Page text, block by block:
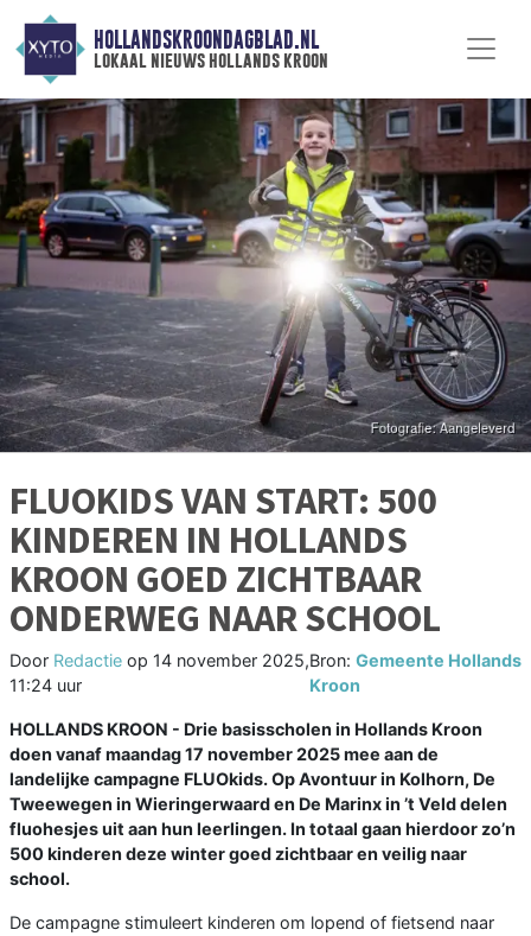
HOLLANDSKROONDAGBLAD.NL
lokaal nieuws hollands kroon
FLUOKIDS VAN START: 500
KINDEREN IN HOLLANDS
KROON GOED ZICHTBAAR
ONDERWEG NAAR SCHOOL
Door Redactie op 14 november 2025,
11:24 uur
Bron: Gemeente Hollands
Kroon
HOLLANDS KROON - Drie basisscholen in Hollands Kroon
doen vanaf maandag 17 november 2025 mee aan de
landelijke campagne FLUOkids. Op Avontuur in Kolhorn, De
Tweewegen in Wieringerwaard en De Marinx in ’t Veld delen
fluohesjes uit aan hun leerlingen. In totaal gaan hierdoor zo’n
500 kinderen deze winter goed zichtbaar en veilig naar
school.
De campagne stimuleert kinderen om lopend of fietsend naar